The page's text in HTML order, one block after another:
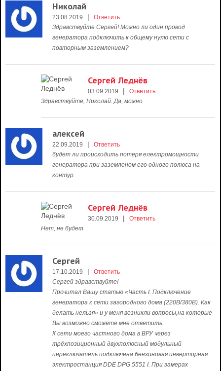
Николай
23.08.2019 |
Ответить
Здравствуйте Сергей! Можно ли один провод
генератора подключить к общему нулю сети с
повторным заземлением?
Сергей Леднёв
03.09.2019 |
Ответить
Здравствуйте, Николай. Да, можно
алексей
22.09.2019 |
Ответить
будет ли происходить потеря електромощности
генератора при заземленом его одного полюса на
контур.
Сергей Леднёв
30.09.2019 |
Ответить
Нет, не будет
Сергей
17.10.2019 |
Ответить
Сергей здравствуйте!
Прочитал Вашу статью «Часть I. Подключение
генератора к сети загородного дома (220В/380В). Как
делать нельзя» и у меня возникли вопросы,на которые
Вы возможно сможете мне ответить.
К сети моего частного дома в ВРУ через
трёхпозиционный двухполюсный модульный
переключатель подключена бензиновая инверторная
электростанция DDE DPG 5551 I. При замерах